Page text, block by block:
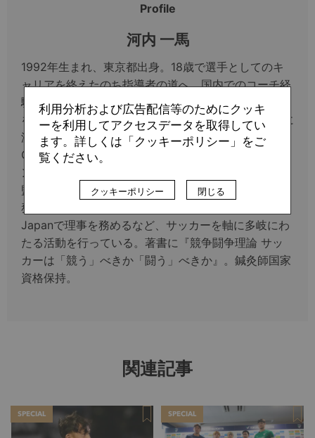
Profile
河内 一馬
1992年生まれ、東京都出身。18歳で選手としてのキ
ャリアを終えたのち指導者の道へ。国内でのコーチ経
験を経て、23歳の時にアジアとヨーロッパ約15カ国
を回りサッカーを視察。その後25歳でアルゼンチンに
渡り、現地の監督養成学校に3年間在学、
CONMEBOL PRO（南米サッカー連盟最高位）ライセ
ンスを取得。帰国後は鎌倉インターナショナルFCの
監督に就任し、同クラブではブランディング責任者も
務めている。その他、執筆やNPO法人 love.fútbol
Japanで理事を務めるなど、サッカーを軸に多岐にわ
たる活動を行っている。著書に『競争闘争理論 サッ
カーは「競う」べきか「闘う」べきか』。鍼灸師国家
資格保持。
関連記事
SPECIAL SPECIAL
利用分析および広告配信等のためにクッキ
ーを利用してアクセスデータを取得してい
ます。詳しくは「クッキーポリシー」をご
覧ください。
クッキーポリシー 閉じる